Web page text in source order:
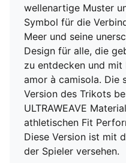
wellenartige Muster
Symbol für die
Meer und seine
Design für alle, die
zu entdecken und
amor à camisola. Die
Version des Trikots
ULTRAWEAVE
athletischen Fit
Diese Version ist mit
der Spieler versehen.